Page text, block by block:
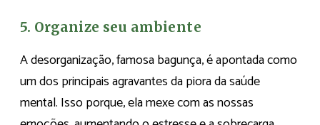
5. Organize seu ambiente
A desorganização, famosa bagunça, é apontada como
um dos principais agravantes da piora da saúde
mental. Isso porque, ela mexe com as nossas